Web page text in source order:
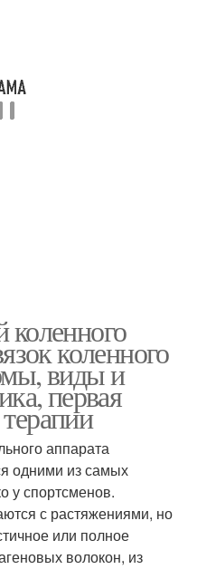
коленного
виды и
первая
аппарата
одними из самых
у спортсменов.
с растяжениями, но
или полное
волокон, из